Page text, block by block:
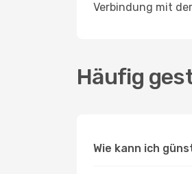
Verbindung mit
Häufig
Wie kann ich